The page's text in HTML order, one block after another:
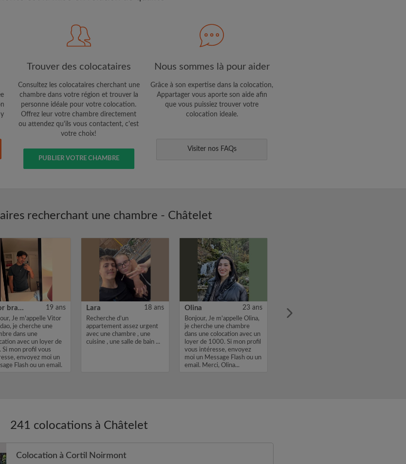
CRÉER PROFIL
jour du compte par e-mail
Trouver des colocataires
Consultez les colocataires cherchant une
chambre dans votre région et trouver la
personne idéale pour votre colocation.
Offrez leur votre chambre directement
ou attendez qu'ils vous contactent, c'est
votre choix!
PUBLIER VOTRE CHAMBRE
Nous sommes là pour aider
Grâce à son expertise dans la colocation,
Appartager vous aporte son aide afin
que vous puissiez trouver votre
colocation ideale.
Visiter nos FAQs
recherchant une chambre - Châtelet
Vitor brandao 19 ans
Je m'appelle Vitor
je cherche une
dans une
avec un loyer de
Si mon profil vous
envoyez moi un
Flash ou un email.
Lara 18 ans
Recherche d’un
appartement assez urgent
avec une chambre , une
cuisine , une salle de bain ...
Olina 23 ans
Bonjour, Je m'appelle Olina,
je cherche une chambre
dans une colocation avec un
loyer de 1000. Si mon profil
vous intéresse, envoyez
moi un Message Flash ou un
email. Merci, Olina...
241 colocations à Châtelet
Colocation à Cortil Noirmont